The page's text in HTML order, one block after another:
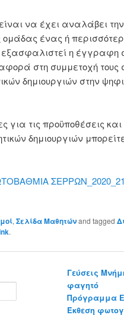
να έχει αναλάβει
ένας ή
η έγγραφη
στη συμμετοχή τους
δημιουργιών στην
για τις προϋποθέσεις
δημιουργιών
, Σελίδα Μαθητώνand tagged
.
Γεύσεις
φαγητό
Πρόγραμμα
Έκθεση